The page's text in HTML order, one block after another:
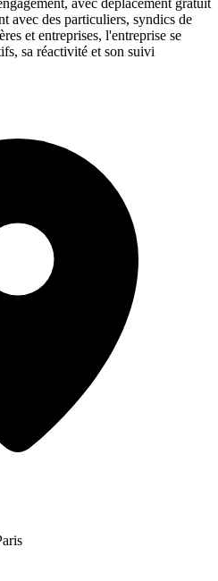
avec des particuliers, syndics de
et entreprises, l'entreprise se
sa réactivité et son suivi